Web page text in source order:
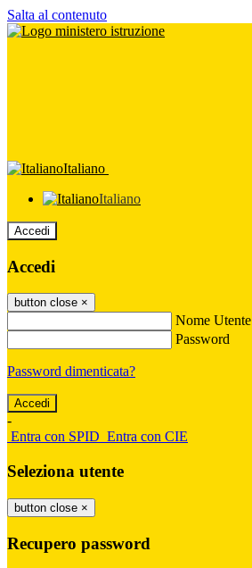
Salta al contenuto
Italiano
Italiano
Accedi
Accedi
button close ×
Nome Utente
Password
Password dimenticata?
-
Entra con SPID Entra con CIE
Seleziona utente
button close ×
Recupero password